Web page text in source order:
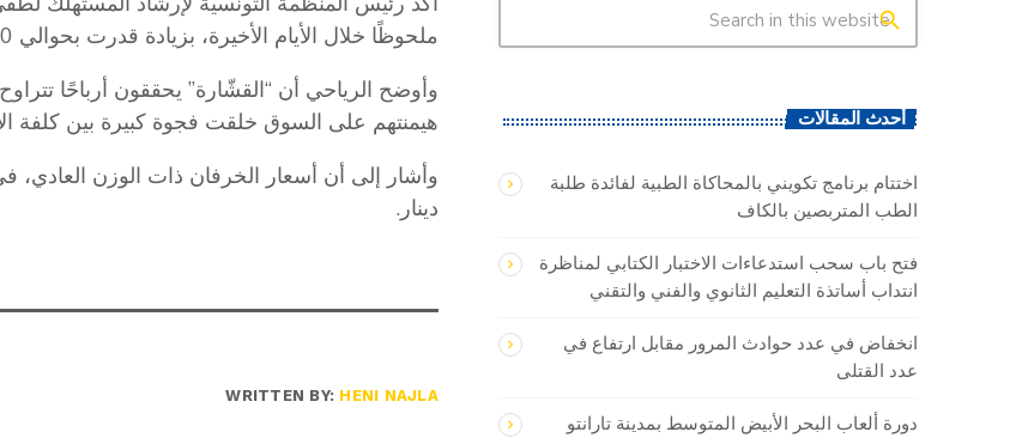
ملحوظًا خلال الأيام الأخيرة، بزيادة قدرت بحوالي 150 دينارًا.
هيمنتهم على السوق خلقت فجوة كبيرة بين كلفة
دينار.
WRITTEN BY: HENI NAJLA
search
أحدث المقالات
اختتام برنامج تكويني بالمحاكاة الطبية لفائدة طلبة
الطب المتربصين بالكاف
فتح باب سحب استدعاءات الاختبار الكتابي لمناظرة
انتداب أساتذة التعليم الثانوي والفني والتقني
انخفاض في عدد حوادث المرور مقابل ارتفاع في
عدد القتلى
دورة ألعاب البحر الأبيض المتوسط بمدينة تارانتو